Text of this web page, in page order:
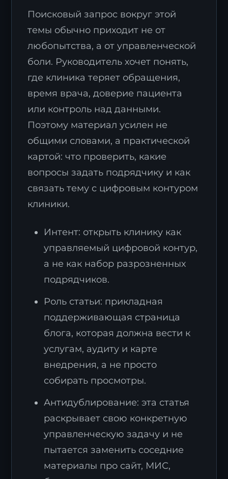
Поисковый запрос вокруг этой
темы обычно приходит не от
любопытства, а от управленческой
боли. Руководитель хочет понять,
где клиника теряет обращения,
время врача, доверие пациента
или контроль над данными.
Поэтому материал усилен не
общими словами, а практической
картой: что проверить, какие
вопросы задать подрядчику и как
связать тему с цифровым контуром
клиники.
Интент: открыть клинику как
управляемый цифровой контур,
а не как набор разрозненных
подрядчиков.
Роль статьи: прикладная
поддерживающая страница
блога, которая должна вести к
услугам, аудиту и карте
внедрения, а не просто
собирать просмотры.
Антидублирование: эта статья
раскрывает свою конкретную
управленческую задачу и не
пытается заменить соседние
материалы про сайт, МИС,